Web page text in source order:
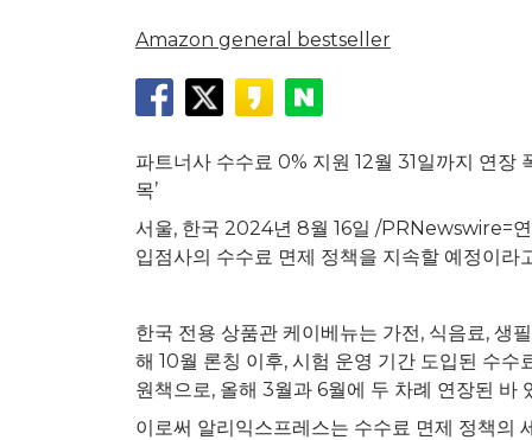
Amazon general bestseller
파트너사 수수료 0% 지원 12월 31일까지 연장
목’
서울, 한국 2024년 8월 16일 /PRNewswire=
입점사의 수수료 면제 정책을 지속할 예정이라
한국 전용 상품관 케이베뉴는 가전, 식음료, 생
해 10월 론칭 이후, 시험 운영 기간 도입된 수
원책으로, 올해 3월과 6월에 두 차례 연장된 바
이로써 알리익스프레스는 수수료 면제 정책의